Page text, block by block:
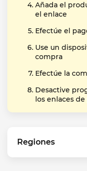
Añada el
el enlace
Efectúe el
Use un
compra
Efectúe la
Desactive
los enlaces
Regiones